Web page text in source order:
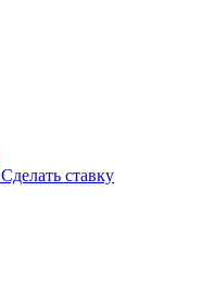
Сделать ставку